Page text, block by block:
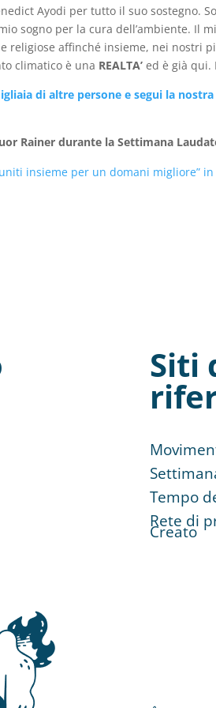
Ayodi per tutto il suo sostegno.
sogno per la cura dell’ambiente. Il
religiose affinché insieme, nei nostri
climatico è una REALTA’ ed è già
di altre persone e segui la
Rainer durante la Settimana
insieme per un domani migliore”
Siti
Tempo
Rete di
Creato